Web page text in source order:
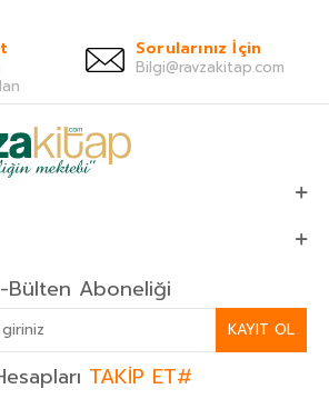
Sorularınız İçin
Bilgi@ravzakitap.com
Bülten Aboneliği
KAYIT OL
TAKİP ET#